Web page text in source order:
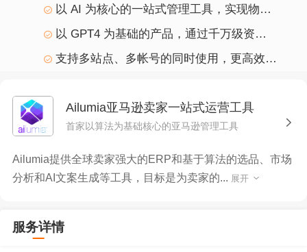
以 AI 为核心的一站式管理工具，实现物
流、仓储、采购、财务、市场机会分析、文案
撰写、关键字优化的全面覆盖
以 GPT4 为基础的产品，通过千万级资料
点训练出的AI Listing 超狠写手，能够快速且
支持多站点、多帐号的同时使用，更高效地
Ailumia亚马逊卖家一站式运营工具
首家以算法为基础核心的亚马逊管理工具
Ailumia提供全球卖家强大的ERP和基于算法的选品、市场
分析和AI文案生成等工具，目标是为卖家的... 展开
服务详情